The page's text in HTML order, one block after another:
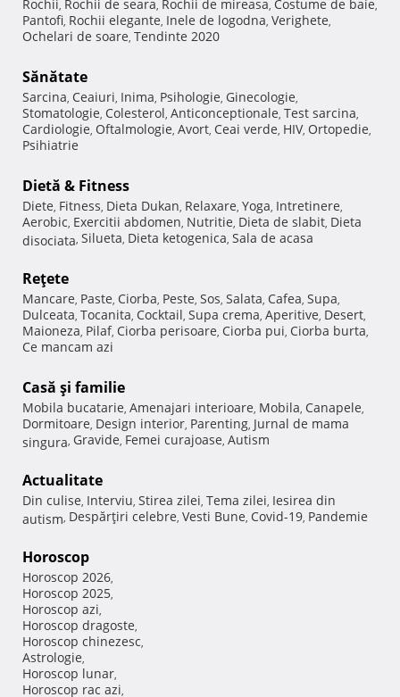
Rochii, Rochii de seara, Rochii de mireasa, Costume de baie,
Pantofi, Rochii elegante, Inele de logodna, Verighete,
Ochelari de soare, Tendinte 2020
Sănătate
Sarcina, Ceaiuri, Inima, Psihologie, Ginecologie,
Stomatologie, Colesterol, Anticonceptionale, Test sarcina,
Cardiologie, Oftalmologie, Avort, Ceai verde, HIV, Ortopedie,
Psihiatrie
Dietă & Fitness
Diete, Fitness, Dieta Dukan, Relaxare, Yoga, Intretinere,
Aerobic, Exercitii abdomen, Nutritie, Dieta de slabit, Dieta
disociata, Silueta, Dieta ketogenica, Sala de acasa
Reţete
Mancare, Paste, Ciorba, Peste, Sos, Salata, Cafea, Supa,
Dulceata, Tocanita, Cocktail, Supa crema, Aperitive, Desert,
Maioneza, Pilaf, Ciorba perisoare, Ciorba pui, Ciorba burta,
Ce mancam azi
Casă şi familie
Mobila bucatarie, Amenajari interioare, Mobila, Canapele,
Dormitoare, Design interior, Parenting, Jurnal de mama
singura, Gravide, Femei curajoase, Autism
Actualitate
Din culise, Interviu, Stirea zilei, Tema zilei, Iesirea din
autism, Despărţiri celebre, Vesti Bune, Covid-19, Pandemie
Horoscop
Horoscop 2026,
Horoscop 2025,
Horoscop azi,
Horoscop dragoste,
Horoscop chinezesc,
Astrologie,
Horoscop lunar,
Horoscop rac azi,